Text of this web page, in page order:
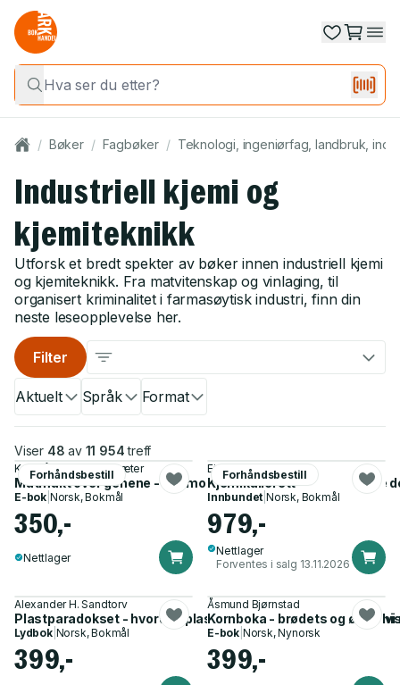
/ Bøker / Fagbøker / Teknologi, ingeniørfag, landbruk,
Industriell kjemi og
kjemiteknikk
Utforsk et bredt spekter av bøker innen industriell kjemi
og kjemiteknikk. Fra matvitenskap og vinlaging, til
organisert kriminalitet i farmasøytisk industri, finn din
neste leseopplevelse her.
Aktuelt Språk Format
Filter
Viser 48 av 11 954 treff
Forhåndsbestill
Kari Gåsvatn, Svein Sæter
Matmakt over genene - genmodifisering av mat : den viktige
E-bok Norsk, Bokmål
350,-
Nettlager
Forhåndsbestill
Einar Bratteng
Kjemikalierett
Innbundet |Norsk, Bokmål
979,-
Nettlager
Forventes i salg 13.11.2026
Alexander H. Sandtorv
Plastparadokset - hvordan plast ble uunnværlig, og hvorfor vi
Lydbok| Norsk, Bokmål
399,-
Åsmund Bjørnstad
Kornboka - brødets og ølets
E-bok Norsk, Nynorsk
399,-